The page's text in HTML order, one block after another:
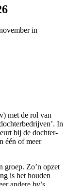
in
met de rol van
In
bij de dochter-
één of meer
groep. Zo’n opzet
is het houden
andere bv’s,